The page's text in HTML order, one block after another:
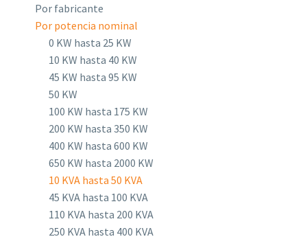
Por fabricante
Por potencia nominal
0 KW hasta 25 KW
10 KW hasta 40 KW
45 KW hasta 95 KW
50 KW
100 KW hasta 175 KW
200 KW hasta 350 KW
400 KW hasta 600 KW
650 KW hasta 2000 KW
10 KVA hasta 50 KVA
45 KVA hasta 100 KVA
110 KVA hasta 200 KVA
250 KVA hasta 400 KVA